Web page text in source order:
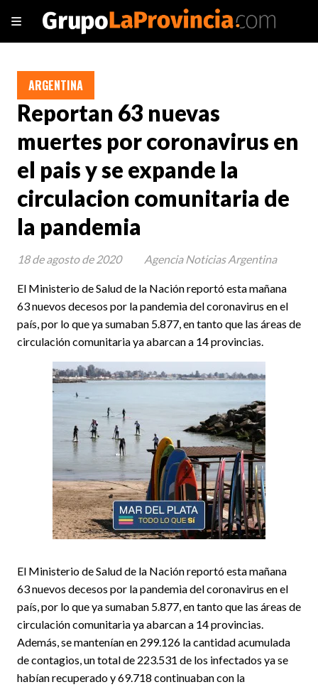
Reportan 63 nuevas
muertes por coronavirus en
el pais y se expande la
circulacion comunitaria de
la pandemia
El Ministerio de Salud de la Nación reportó esta mañana
63 nuevos decesos por la pandemia del coronavirus en el
país, por lo que ya sumaban 5.877, en tanto que las áreas de
circulación comunitaria ya abarcan a 14 provincias.
ARGENTINA
18 de agosto de 2020 Agencia Noticias Argentina
El Ministerio de Salud de la Nación reportó esta mañana
63 nuevos decesos por la pandemia del coronavirus en el
país, por lo que ya sumaban 5.877, en tanto que las áreas de
circulación comunitaria ya abarcan a 14 provincias.
Además, se mantenían en 299.126 la cantidad acumulada
de contagios, un total de 223.531 de los infectados ya se
habían recuperado y 69.718 continuaban con la